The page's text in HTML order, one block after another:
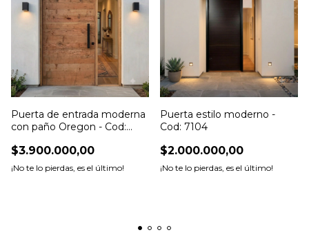
Puerta de entrada moderna
con paño Oregon - Cod:
$3.900.000,00
¡No te lo pierdas, es el último!
Puerta estilo moderno -
Cod: 7104
$2.000.000,00
¡No te lo pierdas, es el último!